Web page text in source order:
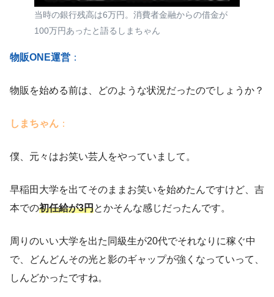
当時の銀行残高は6万円。消費者金融からの借金が
100万円あったと語るしまちゃん
物販ONE運営 ：
物販を始める前は、どのような状況だったのでしょうか？
しまちゃん ：
僕、元々はお笑い芸人をやっていまして。
早稲田大学を出てそのままお笑いを始めたんですけど、吉
本での初任給が3円とかそんな感じだったんです。
周りのいい大学を出た同級生が20代でそれなりに稼ぐ中
で、どんどんその光と影のギャップが強くなっていって、
しんどかったですね。